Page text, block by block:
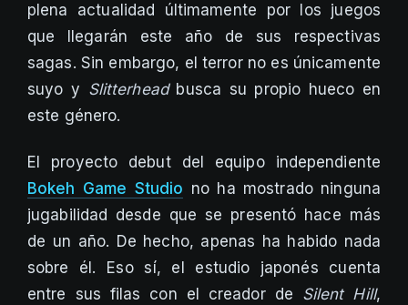
plena actualidad últimamente por los juegos
que llegarán este año de sus respectivas
sagas. Sin embargo, el terror no es únicamente
suyo y Slitterheadbusca su propio hueco en
este género.
El proyecto debut del equipo independiente
Bokeh Game Studio no ha mostrado ninguna
jugabilidad desde que se presentó hace más
de un año. De hecho, apenas ha habido nada
sobre él. Eso sí, el estudio japonés cuenta
entre sus filas con el creador de Silent Hill,